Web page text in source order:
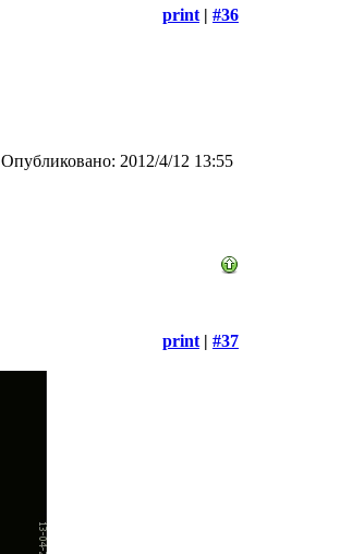
print | #36
Опубликовано: 2012/4/12 13:55
print | #37